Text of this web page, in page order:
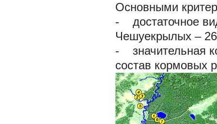
Основными
- достаточное
Чешуекрылых – 26
- значительная
состав кормовых